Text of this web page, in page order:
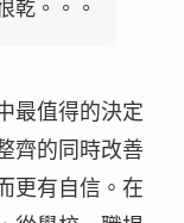
乾。。。
最值得的決定
齊的同時改善
更有自信。在